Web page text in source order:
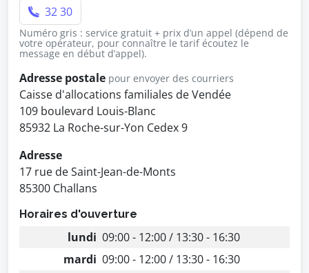
32 30
Numéro gris : service gratuit + prix d’un appel (dépend de
votre opérateur, pour connaître le tarif écoutez le
message en début d’appel).
Adresse postale pour envoyer des courriers
Caisse d'allocations familiales de Vendée
109 boulevard Louis-Blanc
85932 La Roche-sur-Yon Cedex 9
Adresse
17 rue de Saint-Jean-de-Monts
85300 Challans
Horaires d'ouverture
lundi 09:00 - 12:00 / 13:30 - 16:30
mardi 09:00 - 12:00 / 13:30 - 16:30